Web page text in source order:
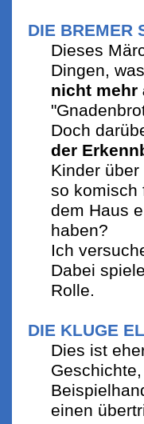
DIE BREMER
Dieses
Dingen,
nicht
Doch
der
Kinder
so komisch
dem Haus
haben?
Ich
Dabei
Rolle.
DIE KLUGE
Dies ist
einen